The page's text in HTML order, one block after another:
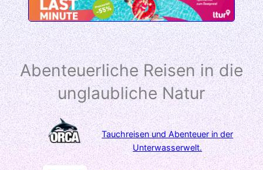
Abenteuerliche Reisen in die
unglaubliche Natur
Tauchreisen und Abenteuer in der
Unterwasserwelt.